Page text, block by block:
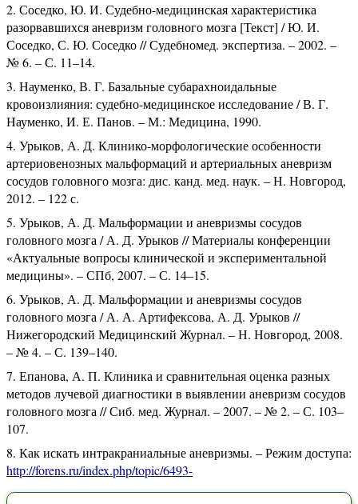
Соседко, Ю. И. Судебно-медицинская характеристика
разорвавшихся аневризм головного мозга [Текст] / Ю. И.
Соседко, С. Ю. Соседко // Судебномед. экспертиза. – 2002. –
№ 6. – С. 11–14.
Науменко, В. Г. Базальные субарахноидальные
кровоизлияния: судебно-медицинское исследование / В. Г.
Науменко, И. Е. Панов. – М.: Медицина, 1990.
Урыков, А. Д. Клинико-морфологические особенности
артериовенозных мальформаций и артериальных аневризм
сосудов головного мозга: дис. канд. мед. наук. – Н. Новгород,
2012. – 122 с.
Урыков, А. Д. Мальформации и аневризмы сосудов
головного мозга / А. Д. Урыков // Материалы конференции
«Актуальные вопросы клинической и экспериментальной
медицины». – СПб, 2007. – С. 14–15.
Урыков, А. Д. Мальформации и аневризмы сосудов
головного мозга / А. А. Артифексова, А. Д. Урыков //
Нижегородский Медицинский Журнал. – Н. Новгород, 2008.
– № 4. – С. 139–140.
Епанова, А. П. Клиника и сравнительная оценка разных
методов лучевой диагностики в выявлении аневризм сосудов
головного мозга // Сиб. мед. Журнал. – 2007. – № 2. – С. 103–
107.
Как искать интракраниальные аневризмы. – Режим доступа:
http://forens.ru/index.php/topic/6493-